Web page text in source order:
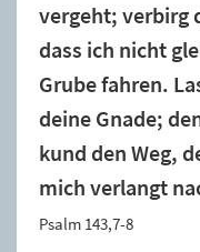
vergeht; verbirg
dass ich nicht
Grube fahren.
deine Gnade;
kund den Weg,
mich verlangt
Psalm 143,7-8